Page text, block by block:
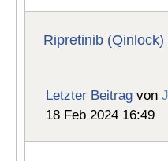
Ripretinib (Qinlock)
Letzter Beitrag von
18 Feb 2024 16:49